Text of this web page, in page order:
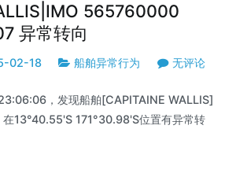
565760000
异常转向
02-18 船舶异常行为 无评论
，发现船舶[CAPITAINE WALLIS]
13°40.55'S 171°30.98'S位置有异常转